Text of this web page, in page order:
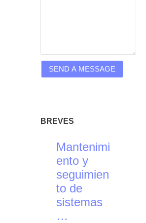
BREVES
Mantenimi
ento y
seguimien
to de
sistemas
…